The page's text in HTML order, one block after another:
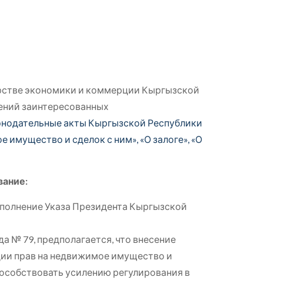
экономики и коммерции Кыргызской
заинтересованных
акты Кыргызской Республики
и сделок с ним», «О залоге», «О
Указа Президента Кыргызской
№ 79, предполагается, что внесение
прав на недвижимое имущество и
усилению регулирования в